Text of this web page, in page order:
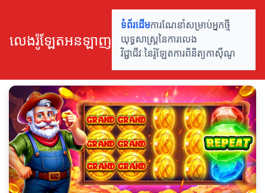
លេងរ៉ូឡែតអនឡាញ
ទំព័រដើមការណែនាំសម្រាប់អ្នកថ្មី
យុទ្ធសាស្ត្រនៃការលេង
វិជ្ជាជីវៈនៃរ៉ូឡែតការ​ពិនិត្យ​កាស៊ីណូ